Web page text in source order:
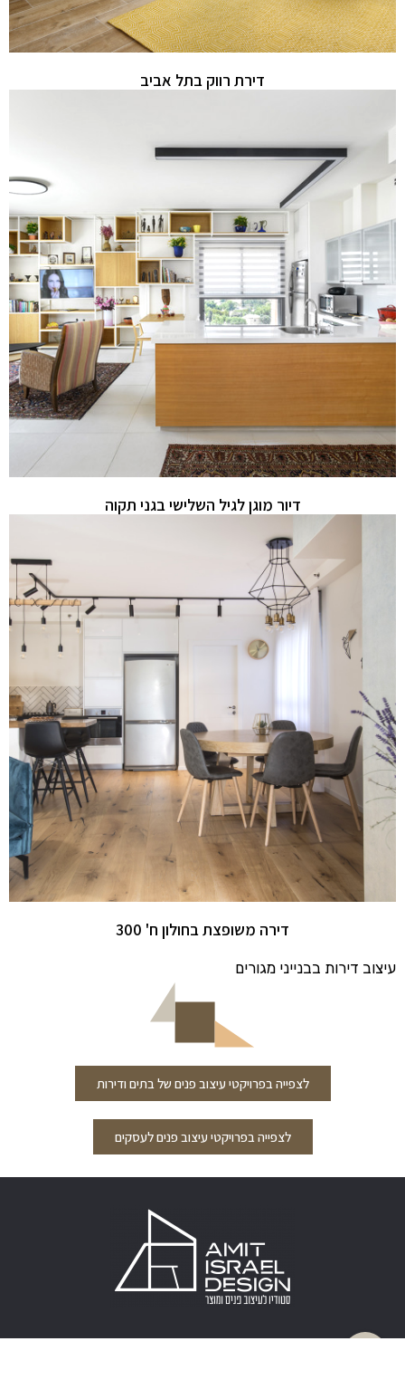
דירת רווק בתל אביב
דיור מוגן לגיל השלישי בגני תקוה
דירה משופצת בחולון ח' 300
עיצוב דירות בבנייני מגורים
לצפייה בפרויקטי עיצוב פנים של בתים ודירות
לצפייה בפרויקטי עיצוב פנים לעסקים